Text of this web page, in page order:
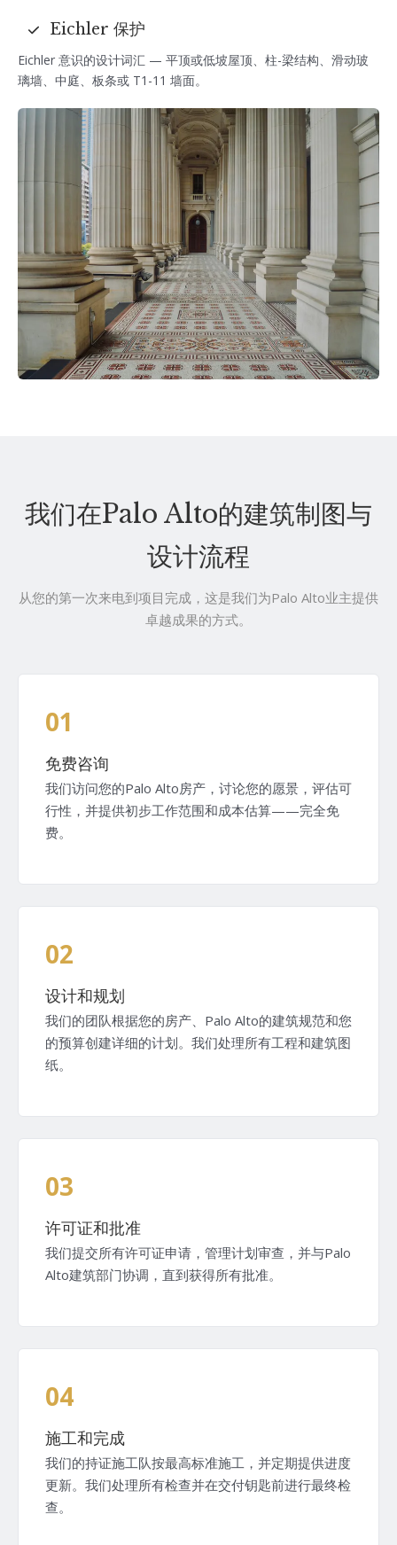
Eichler 保护
Eichler 意识的设计词汇 — 平顶或低坡屋顶、柱-梁结构、滑动玻
璃墙、中庭、板条或 T1-11 墙面。
我们在Palo Alto的建筑制图与
设计流程
从您的第一次来电到项目完成，这是我们为Palo Alto业主提供
卓越成果的方式。
01
免费咨询
我们访问您的Palo Alto房产，讨论您的愿景，评估可
行性，并提供初步工作范围和成本估算——完全免
费。
02
设计和规划
我们的团队根据您的房产、Palo Alto的建筑规范和您
的预算创建详细的计划。我们处理所有工程和建筑图
纸。
03
许可证和批准
我们提交所有许可证申请，管理计划审查，并与Palo
Alto建筑部门协调，直到获得所有批准。
04
施工和完成
我们的持证施工队按最高标准施工，并定期提供进度
更新。我们处理所有检查并在交付钥匙前进行最终检
查。